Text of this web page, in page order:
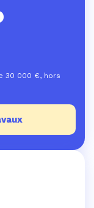
30 000 €, hors